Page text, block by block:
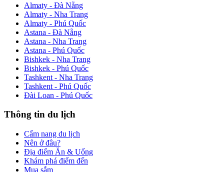
Almaty - Đà Nẵng
Almaty - Nha Trang
Almaty - Phú Quốc
Astana - Đà Nẵng
Astana - Nha Trang
Astana - Phú Quốc
Bishkek - Nha Trang
Bishkek - Phú Quốc
Tashkent - Nha Trang
Tashkent - Phú Quốc
Đài Loan - Phú Quốc
Thông tin du lịch
Cẩm nang du lịch
Nên ở đâu?
Địa điểm Ăn & Uống
Khám phá điểm đến
Mua sắm